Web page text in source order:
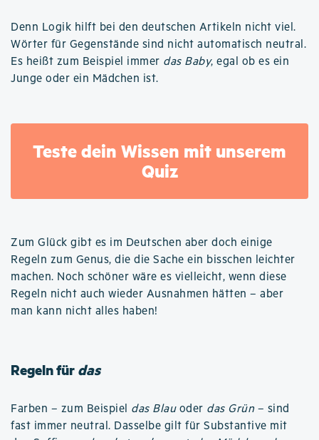
Denn Logik hilft bei den deutschen Artikeln nicht viel.
Wörter für Gegenstände sind nicht automatisch neutral.
Es heißt zum Beispiel immer das Baby, egal ob es ein
Junge oder ein Mädchen ist.
Teste dein Wissen mit unserem
Quiz
Zum Glück gibt es im Deutschen aber doch einige
Regeln zum Genus, die die Sache ein bisschen leichter
machen. Noch schöner wäre es vielleicht, wenn diese
Regeln nicht auch wieder Ausnahmen hätten – aber
man kann nicht alles haben!
Regeln fürdas
Farben – zum Beispiel das Blauoder das Grün – sind
fast immer neutral. Dasselbe gilt für Substantive mit